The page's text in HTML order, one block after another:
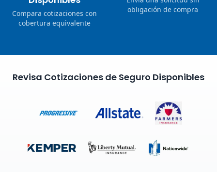
Compara cotizaciones con
cobertura equivalente
obligación de compra
Revisa Cotizaciones de Seguro Disponibles